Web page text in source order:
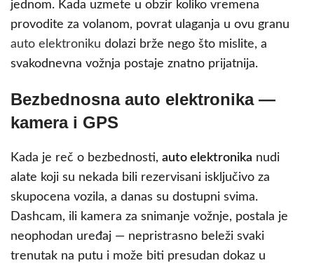
jednom. Kada uzmete u obzir koliko vremena
provodite za volanom, povrat ulaganja u ovu granu
auto elektroniku dolazi brže nego što mislite, a
svakodnevna vožnja postaje znatno prijatnija.
Bezbednosna auto elektronika —
kamera i GPS
Kada je reč o bezbednosti, auto elektronika nudi
alate koji su nekada bili rezervisani isključivo za
skupocena vozila, a danas su dostupni svima.
Dashcam, ili kamera za snimanje vožnje, postala je
neophodan uređaj — nepristrasno beleži svaki
trenutak na putu i može biti presudan dokaz u